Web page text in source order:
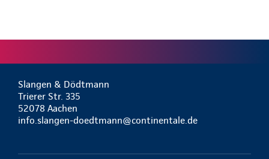
Slangen & Dödtmann
Trierer Str. 335
52078 Aachen
info.slangen-doedtmann@continentale.de